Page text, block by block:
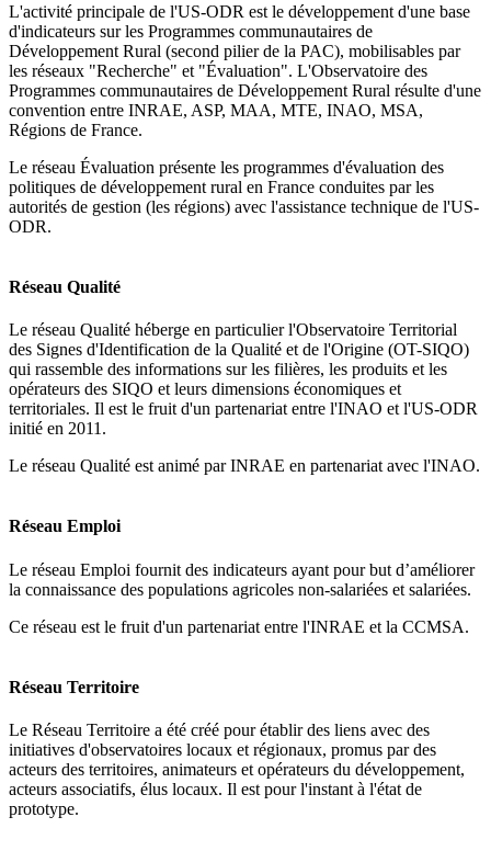
L'activité principale de l'US-ODR est le développement d'une base
d'indicateurs sur les Programmes communautaires de
Développement Rural (second pilier de la PAC), mobilisables par
les réseaux "Recherche" et "Évaluation". L'Observatoire des
Programmes communautaires de Développement Rural résulte d'une
convention entre INRAE, ASP, MAA, MTE, INAO, MSA,
Régions de France.
Le réseau Évaluation présente les programmes d'évaluation des
politiques de développement rural en France conduites par les
autorités de gestion (les régions) avec l'assistance technique de l'US-
ODR.
Réseau Qualité
Le réseau Qualité héberge en particulier l'Observatoire Territorial
des Signes d'Identification de la Qualité et de l'Origine (OT-SIQO)
qui rassemble des informations sur les filières, les produits et les
opérateurs des SIQO et leurs dimensions économiques et
territoriales. Il est le fruit d'un partenariat entre l'INAO et l'US-ODR
initié en 2011.
Le réseau Qualité est animé par INRAE en partenariat avec l'INAO.
Réseau Emploi
Le réseau Emploi fournit des indicateurs ayant pour but d’améliorer
la connaissance des populations agricoles non-salariées et salariées.
Ce réseau est le fruit d'un partenariat entre l'INRAE et la CCMSA.
Réseau Territoire
Le Réseau Territoire a été créé pour établir des liens avec des
initiatives d'observatoires locaux et régionaux, promus par des
acteurs des territoires, animateurs et opérateurs du développement,
acteurs associatifs, élus locaux. Il est pour l'instant à l'état de
prototype.